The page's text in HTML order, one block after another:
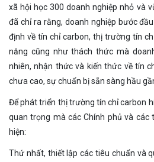
xã hội học 300 doanh nghiệp nhỏ và
đã chỉ ra rằng, doanh nghiệp bước
định về tín chỉ carbon, thị trường tín
năng cũng như thách thức mà
nhiên, nhận thức và kiến thức về tín
chưa cao, sự chuẩn bị sẵn sàng hầu
Để phát triển thị trường tín chỉ carbon
quan trọng mà các Chính phủ và
hiện:
Thứ nhất, thiết lập các tiêu chuẩn và